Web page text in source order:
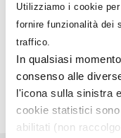
Utilizziamo i cookie
fornire funzionalità dei
traffico.
In qualsiasi
consenso alle
l'icona sulla sinistra
cookie statistici
abilitati (non
Condividi
Facebook